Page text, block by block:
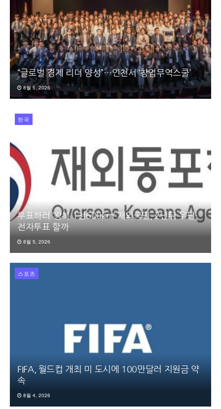
“글로벌 경제 리더 양성”…인천서 ‘창업무역스쿨’
8월 5, 2026
한국
투표하러 ‘왕복 1천600km’ 재외국민, 2년뒤 우편·
전자투표 할까
8월 5, 2026
스포츠
FIFA, 월드컵 개최 미 도시에 100만달러 지원금 약
속
8월 4, 2026